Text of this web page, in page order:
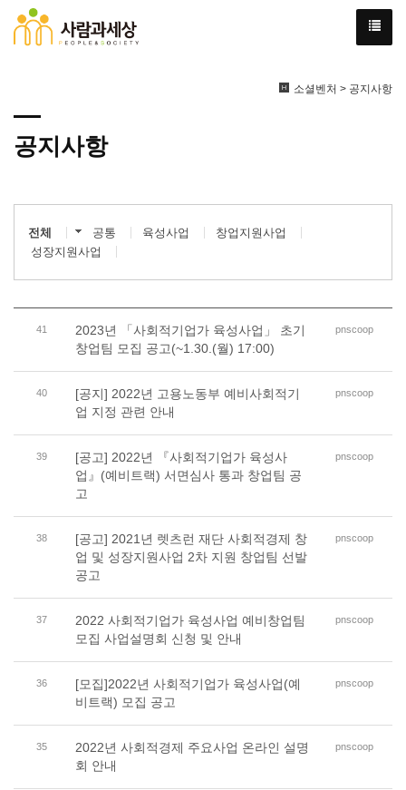
소셜벤처 > 공지사항
공지사항
전체 공통 육성사업
창업지원사업
성장지원사업
41
2023년 「사회적기업가 육성사업」 초기
창업팀 모집 공고(~1.30.(월) 17:00)
pnscoop
40
[공지] 2022년 고용노동부 예비사회적기
업 지정 관련 안내
pnscoop
39
[공고] 2022년 『사회적기업가 육성사
업』(예비트랙) 서면심사 통과 창업팀 공
고
pnscoop
38
[공고] 2021년 렛츠런 재단 사회적경제 창
업 및 성장지원사업 2차 지원 창업팀 선발
공고
pnscoop
37
2022 사회적기업가 육성사업 예비창업팀
모집 사업설명회 신청 및 안내
pnscoop
36
[모집]2022년 사회적기업가 육성사업(예
비트랙) 모집 공고
pnscoop
35
2022년 사회적경제 주요사업 온라인 설명
회 안내
pnscoop